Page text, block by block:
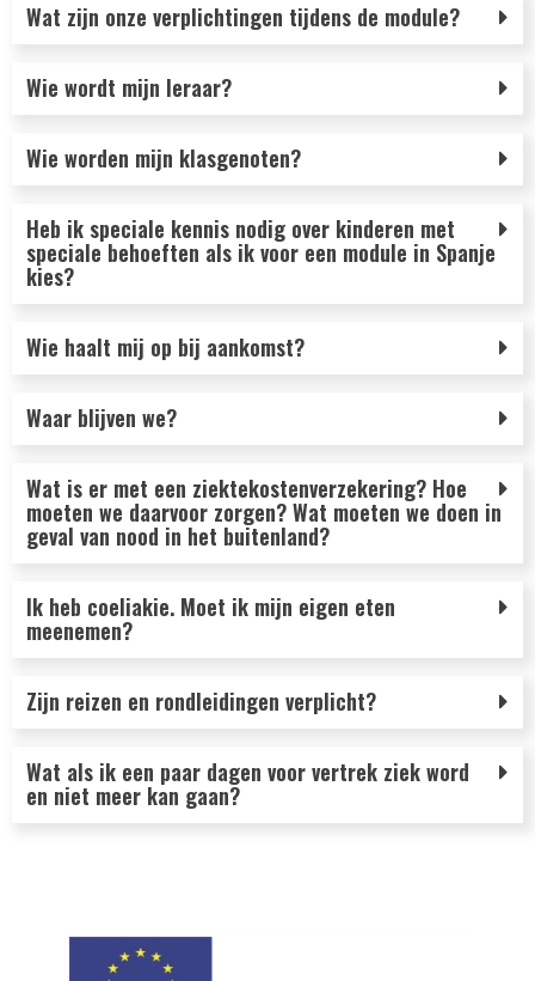
Wat zijn onze verplichtingen tijdens de module?
Wie wordt mijn leraar?
Wie worden mijn klasgenoten?
Heb ik speciale kennis nodig over kinderen met
speciale behoeften als ik voor een module in Spanje
kies?
Wie haalt mij op bij aankomst?
Waar blijven we?
Wat is er met een ziektekostenverzekering? Hoe
moeten we daarvoor zorgen? Wat moeten we doen in
geval van nood in het buitenland?
Ik heb coeliakie. Moet ik mijn eigen eten
meenemen?
Zijn reizen en rondleidingen verplicht?
Wat als ik een paar dagen voor vertrek ziek word
en niet meer kan gaan?